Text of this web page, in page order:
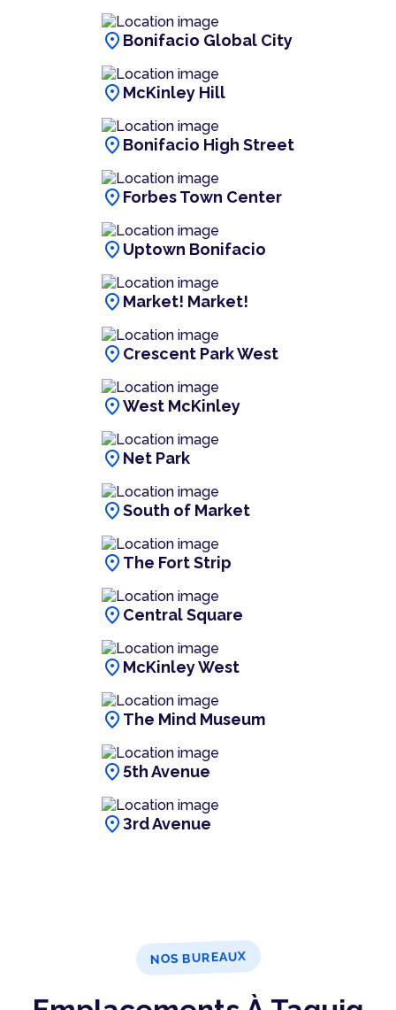
location_on Bonifacio Global City
location_on McKinley Hill
location_on Bonifacio High Street
location_on Forbes Town Center
location_on Uptown Bonifacio
location_on Market! Market!
location_on Crescent Park West
location_onWest McKinley
location_on Net Park
location_onSouth of Market
location_on The Fort Strip
location_on Central Square
location_on McKinley West
location_on The Mind Museum
location_on 5th Avenue
location_on3rd Avenue
NOS BUREAUX